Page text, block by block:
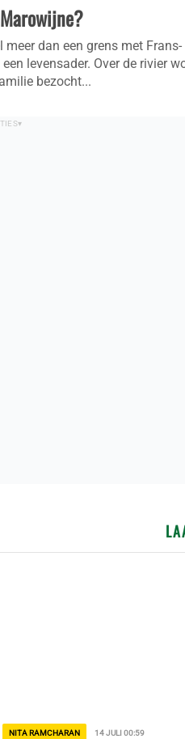
dan een grens met Frans-
levensader. Over de rivier
bezocht...
NITA RAMCHARAN 14 JULI 00:59